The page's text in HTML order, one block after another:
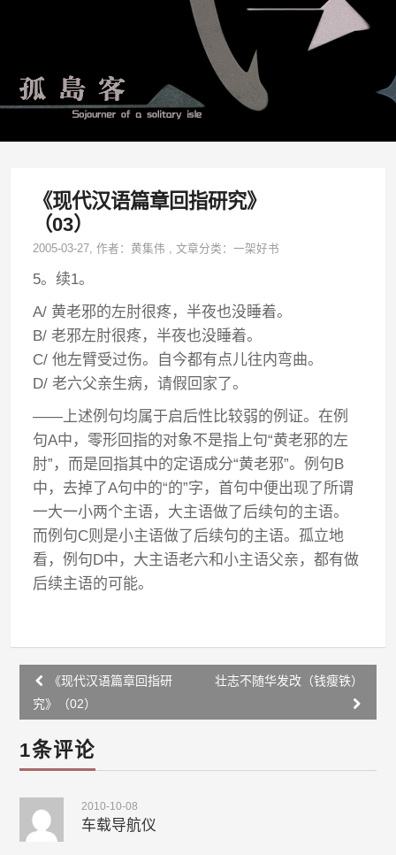
《现代汉语篇章回指研究》
（03）
2005-03-27, 作者：黄集伟 ,文章分类：一架好书
5。续1。
A/ 黄老邪的左肘很疼，半夜也没睡着。
B/ 老邪左肘很疼，半夜也没睡着。
C/ 他左臂受过伤。自今都有点儿往内弯曲。
D/ 老六父亲生病，请假回家了。
——上述例句均属于启后性比较弱的例证。在例
句A中，零形回指的对象不是指上句“黄老邪的左
肘”，而是回指其中的定语成分“黄老邪”。例句B
中，去掉了A句中的“的”字，首句中便出现了所谓
一大一小两个主语，大主语做了后续句的主语。
而例句C则是小主语做了后续句的主语。孤立地
看，例句D中，大主语老六和小主语父亲，都有做
后续主语的可能。
Post
navigation
《现代汉语篇章回指研
究》（02）
壮志不随华发改（钱瘦铁）
1条评论
2010-10-08
车载导航仪